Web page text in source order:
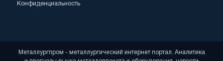
Конфиденциальность
Металлургпром - металлургический интернет портал. Аналитика